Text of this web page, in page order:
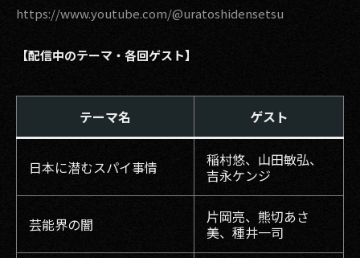
https://www.youtube.com/@uratoshidensetsu
【配信中のテーマ・各回ゲスト】
テーマ名 ゲスト
日本に潜むスパイ事情
稲村悠、山田敏弘、
吉永ケンジ
芸能界の闇
片岡亮、熊切あさ
美、種井一司